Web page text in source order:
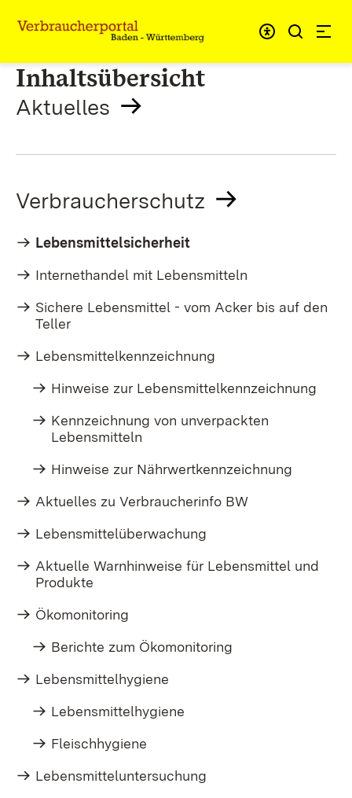
Zum Inhalt springen
Link zur Startseite
Inhaltsübersicht
Aktuelles
Verbraucherschutz
Lebensmittelsicherheit
Internethandel mit Lebensmitteln
Sichere Lebensmittel - vom Acker bis auf den
Teller
Lebensmittelkennzeichnung
Hinweise zur Lebensmittelkennzeichnung
Kennzeichnung von unverpackten
Lebensmitteln
Hinweise zur Nährwertkennzeichnung
Aktuelles zu Verbraucherinfo BW
Lebensmittelüberwachung
Aktuelle Warnhinweise für Lebensmittel und
Produkte
Ökomonitoring
Berichte zum Ökomonitoring
Lebensmittelhygiene
Lebensmittelhygiene
Fleischhygiene
Lebensmitteluntersuchung